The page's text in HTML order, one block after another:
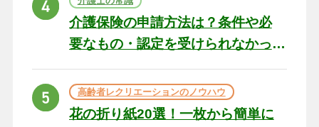
介護保険の申請方法は？条件や必
要なもの・認定を受けられなかっ
た場合の対処法
高齢者レクリエーションのノウハウ
花の折り紙20選！一枚から簡単に